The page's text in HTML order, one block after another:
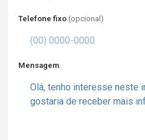
Telefone fixo (opcional)
Mensagem